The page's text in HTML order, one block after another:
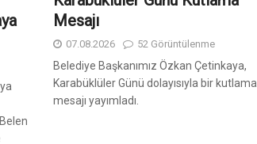
Mesajı
07.08.2026 52 Görüntülenme
Belediye Başkanımız Özkan Çetinkaya,
Karabüklüler Günü dolayısıyla bir kutlama
mesajı yayımladı.